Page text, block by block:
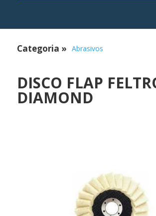
Categoria » Abrasivos
DISCO FLAP
DIAMOND